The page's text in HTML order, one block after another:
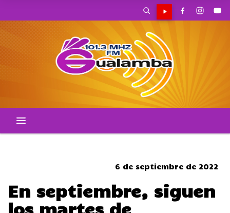
6 de septiembre de 2022
En septiembre, siguen
los martes de